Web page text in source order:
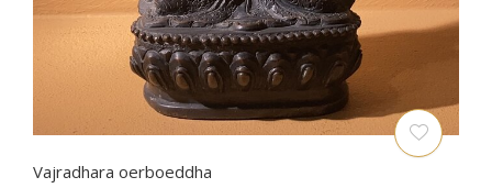
Vajradhara oerboeddha